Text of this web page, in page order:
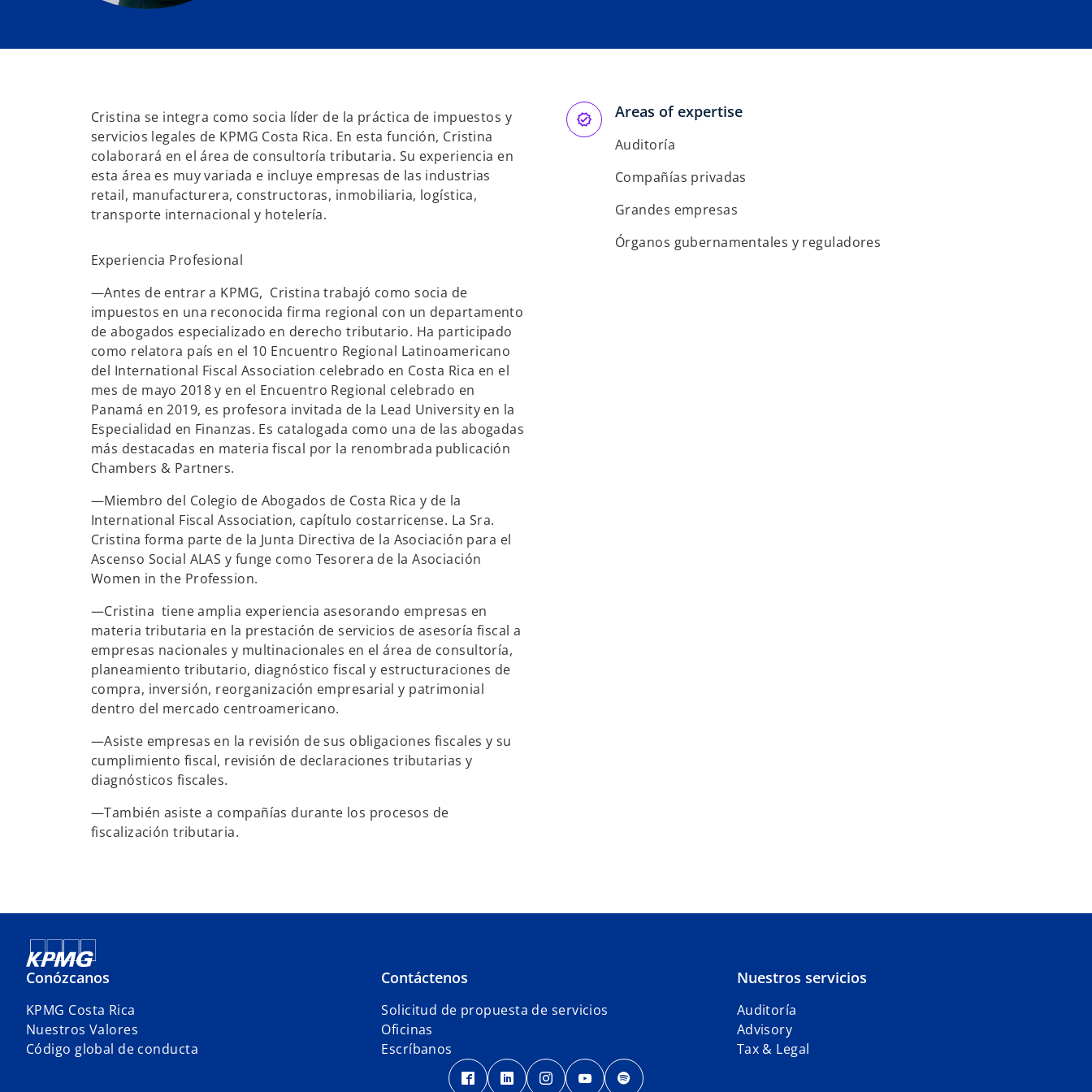
e
n
u
n
a
a
ñ
a
n
u
e
v
a
Cristina se integra como socia líder de la práctica de impuestos y
servicios legales de KPMG Costa Rica. En esta función, Cristina
colaborará en el área de consultoría tributaria. Su experiencia en
esta área es muy variada e incluye empresas de las industrias
retail, manufacturera, constructoras, inmobiliaria, logística,
transporte internacional y hotelería.
Experiencia Profesional
—Antes de entrar a KPMG, Cristina trabajó como socia de
impuestos en una reconocida firma regional con un departamento
de abogados especializado en derecho tributario. Ha participado
como relatora país en el 10 Encuentro Regional Latinoamericano
del International Fiscal Association celebrado en Costa Rica en el
mes de mayo 2018 y en el Encuentro Regional celebrado en
Panamá en 2019, es profesora invitada de la Lead University en la
Especialidad en Finanzas. Es catalogada como una de las abogadas
más destacadas en materia fiscal por la renombrada publicación
Chambers & Partners.
—Miembro del Colegio de Abogados de Costa Rica y de la
International Fiscal Association, capítulo costarricense. La Sra.
Cristina forma parte de la Junta Directiva de la Asociación para el
Ascenso Social ALAS y funge como Tesorera de la Asociación
Women in the Profession.
—Cristina tiene amplia experiencia asesorando empresas en
materia tributaria en la prestación de servicios de asesoría fiscal a
empresas nacionales y multinacionales en el área de consultoría,
planeamiento tributario, diagnóstico fiscal y estructuraciones de
compra, inversión, reorganización empresarial y patrimonial
dentro del mercado centroamericano.
—Asiste empresas en la revisión de sus obligaciones fiscales y su
cumplimiento fiscal, revisión de declaraciones tributarias y
diagnósticos fiscales.
—También asiste a compañías durante los procesos de
fiscalización tributaria.
Areas of expertise
Auditoría
Compañías privadas
Grandes empresas
Órganos gubernamentales y reguladores
Conózcanos
KPMG Costa Rica
Nuestros Valores
Código global de conducta
Contáctenos
Solicitud de propuesta de servicios
Oficinas
Escríbanos
Nuestros servicios
Auditoría
Advisory
Tax & Legal
s
e
s
e
s
e
s
e
e